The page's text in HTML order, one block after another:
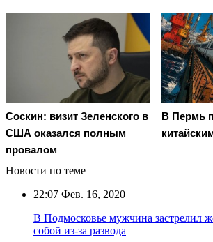
Соскин: визит Зеленского в
США оказался полным
провалом
В Пермь
Новости по теме
22:07 Фев. 16, 2020
В Подмосковье мужчина застрелил
собой из-за развода